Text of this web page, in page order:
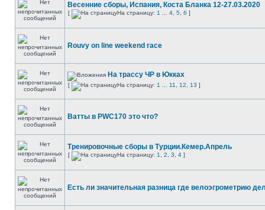
Весенние сборы, Испания, Коста Бланка 12-27.03.2020
[ На страницу: 1 4 5 6 ]
Rouvy on line weekend race
На трассу ЧР в Юкках
[ На страницу: 1 11 12 13 ]
Ватты в PWC170 это что?
Тренировочные сборы в Турции.Кемер.Апрель
[ На страницу: 1 2 3 4 ]
Есть ли значительная разница где велоэгрометрию